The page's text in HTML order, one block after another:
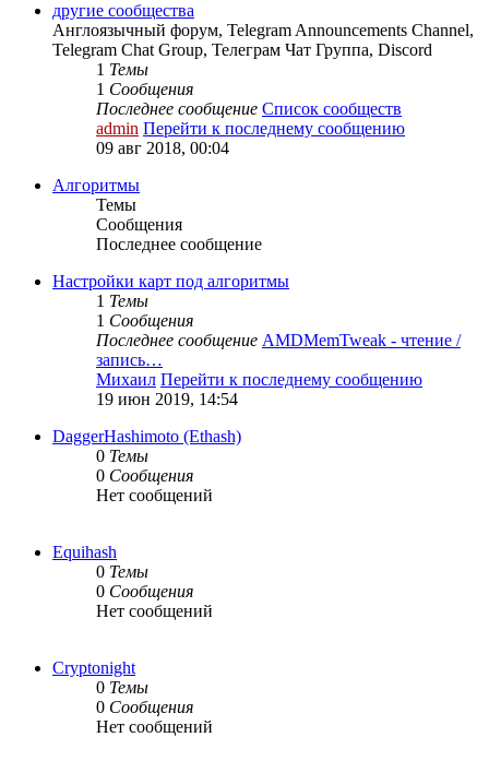
другие сообщества
Англоязычный форум, Telegram Announcements Channel,
Telegram Chat Group, Телеграм Чат Группа, Discord
1 Темы
1 Сообщения
Последнее сообщение Список сообществ
admin Перейти к последнему сообщению
09 авг 2018, 00:04
Алгоритмы
Темы
Сообщения
Последнее сообщение
Настройки карт под алгоритмы
1 Темы
1 Сообщения
Последнее сообщение AMDMemTweak - чтение /
запись…
Михаил Перейти к последнему сообщению
19 июн 2019, 14:54
DaggerHashimoto (Ethash)
0 Темы
0 Сообщения
Нет сообщений
Equihash
0 Темы
0 Сообщения
Нет сообщений
Cryptonight
0 Темы
0 Сообщения
Нет сообщений